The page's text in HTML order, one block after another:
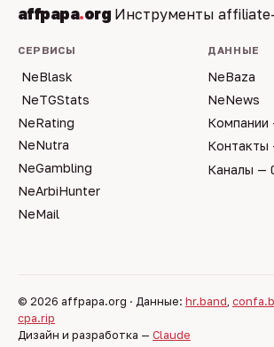
affpapa.org Инструменты
СЕРВИСЫ
NeBlask
NeTGStats
NeRating
NeNutra
NeGambling
NeArbiHunter
NeMail
ДАННЫЕ
NeBaza
NeNews
Компании
Контакты
Каналы —
© 2026 affpapa.org · Данные: hr.band,
cpa.rip
Дизайн и разработка — Claude